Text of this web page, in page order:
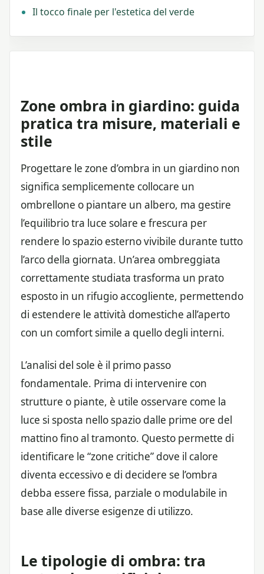
Il tocco finale per l'estetica del verde
Zone ombra in giardino: guida
pratica tra misure, materiali e
stile
Progettare le zone d’ombra in un giardino non
significa semplicemente collocare un
ombrellone o piantare un albero, ma gestire
l’equilibrio tra luce solare e frescura per
rendere lo spazio esterno vivibile durante tutto
l’arco della giornata. Un’area ombreggiata
correttamente studiata trasforma un prato
esposto in un rifugio accogliente, permettendo
di estendere le attività domestiche all’aperto
con un comfort simile a quello degli interni.
L’analisi del sole è il primo passo
fondamentale. Prima di intervenire con
strutture o piante, è utile osservare come la
luce si sposta nello spazio dalle prime ore del
mattino fino al tramonto. Questo permette di
identificare le “zone critiche” dove il calore
diventa eccessivo e di decidere se l’ombra
debba essere fissa, parziale o modulabile in
base alle diverse esigenze di utilizzo.
Le tipologie di ombra: tra